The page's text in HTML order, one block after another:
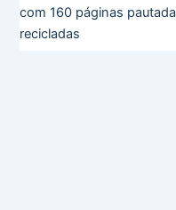
com 160 páginas
recicladas